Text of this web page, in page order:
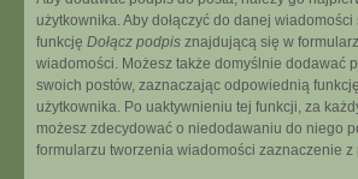
użytkownika. Aby dołączyć do danej
funkcję Dołącz podpis znajdującą się w
wiadomości. Możesz także domyślnie dodawać
swoich postów, zaznaczając odpowiednią
użytkownika. Po uaktywnieniu tej funkcji, za
możesz zdecydować o niedodawaniu do niego
formularzu tworzenia wiadomości zaznaczenie z